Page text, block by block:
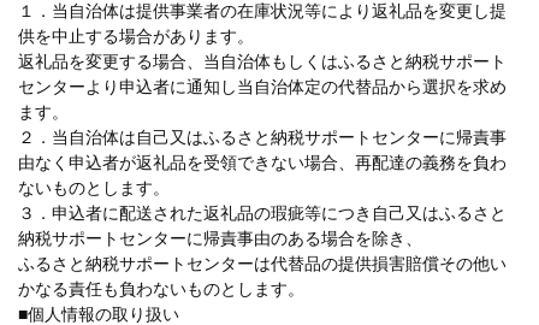
１．当自治体は提供事業者の在庫状況等により返礼品を変更し提
供を中止する場合があります。
返礼品を変更する場合、当自治体もしくはふるさと納税サポート
センターより申込者に通知し当自治体定の代替品から選択を求め
ます。
２．当自治体は自己又はふるさと納税サポートセンターに帰責事
由なく申込者が返礼品を受領できない場合、再配達の義務を負わ
ないものとします。
３．申込者に配送された返礼品の瑕疵等につき自己又はふるさと
納税サポートセンターに帰責事由のある場合を除き、
ふるさと納税サポートセンターは代替品の提供損害賠償その他い
かなる責任も負わないものとします。
■個人情報の取り扱い